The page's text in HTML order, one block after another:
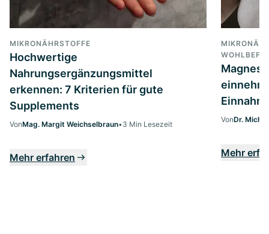
MIKRONÄHRSTOFFE
Hochwertige
Nahrungsergänzungsmittel
erkennen: 7 Kriterien für gute
Supplements
VonMag. Margit Weichselbraun•3 Min Lesezeit
Mehr erfahren
VonDr.
Mehr